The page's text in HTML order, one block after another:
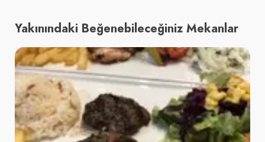
Yakınındaki Beğenebileceğiniz Mekanlar